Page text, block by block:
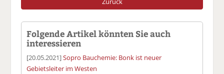
Folgende Artikel könnten Sie auch
interessieren
[20.05.2021]Sopro Bauchemie: Bonk ist neuer
Gebietsleiter im Westen